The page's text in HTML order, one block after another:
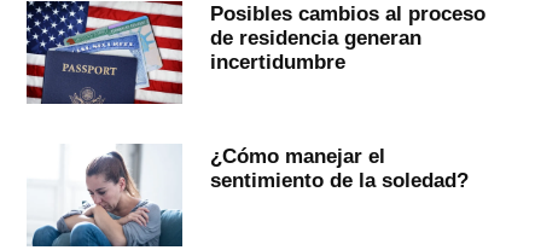
Posibles cambios al proceso
de residencia generan
incertidumbre
¿Cómo manejar el
sentimiento de la soledad?